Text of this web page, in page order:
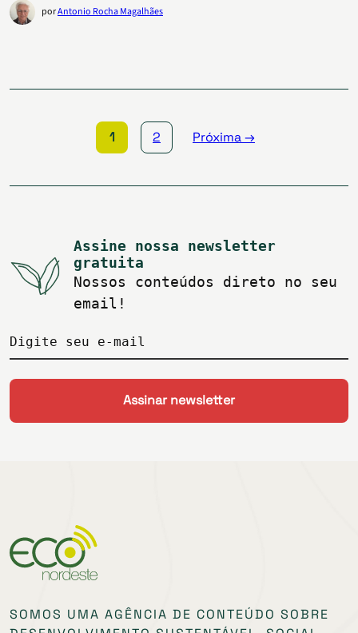
porAntonio Rocha Magalhães
de
1 2 Próxima →
Assine nossa newsletter
gratuita
Nossos conteúdos direto no seu
email!
Digite seu e-mail
SOMOS UMA AGÊNCIA DE CONTEÚDO SOBRE